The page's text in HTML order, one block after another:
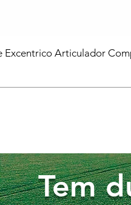
Excentrico Articulador
Tem